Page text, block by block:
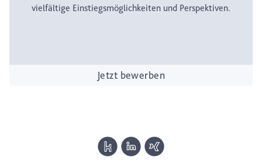
vielfältige Einstiegsmöglichkeiten und Perspektiven.
Jetzt bewerben